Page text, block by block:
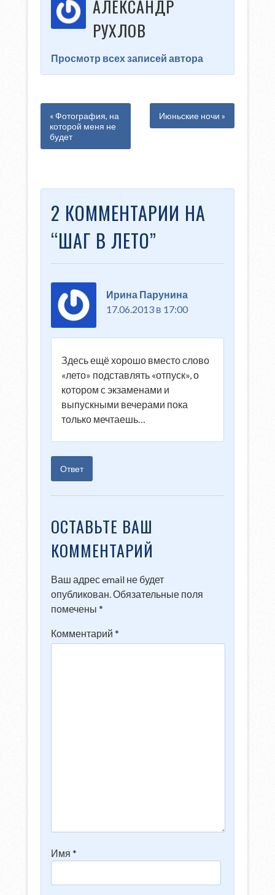
АЛЕКСАНДР
РУХЛОВ
Просмотр всех записей автора
« Фотография, на
которой меня не
будет
Июньские ночи »
2 КОММЕНТАРИИ НА
“ШАГ В ЛЕТО”
Ирина Парунина
17.06.2013 в 17:00
Здесь ещё хорошо вместо слово
«лето» подставлять «отпуск», о
котором с экзаменами и
выпускными вечерами пока
только мечтаешь…
Ответ
ОСТАВЬТЕ ВАШ
КОММЕНТАРИЙ
Ваш адрес email не будет
опубликован.Обязательные поля
помечены*
Комментарий*
Имя*